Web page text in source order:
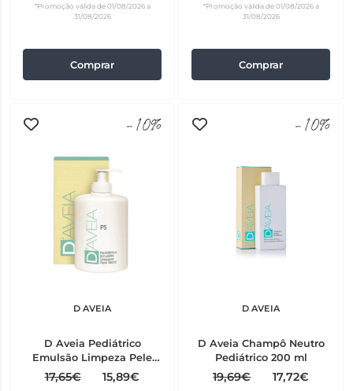
*Promoção válida de 01/08/2026 a
31/08/2026
Comprar
*Promoção válida de 01/08/2026 a
31/08/2026
Comprar
-10%
D AVEIA
D Aveia Pediátrico
Emulsão Limpeza Pele
Seca 300 ml
17,65€ 15,89€
-10%
D AVEIA
D Aveia Champô Neutro
Pediátrico 200 ml
19,69€ 17,72€